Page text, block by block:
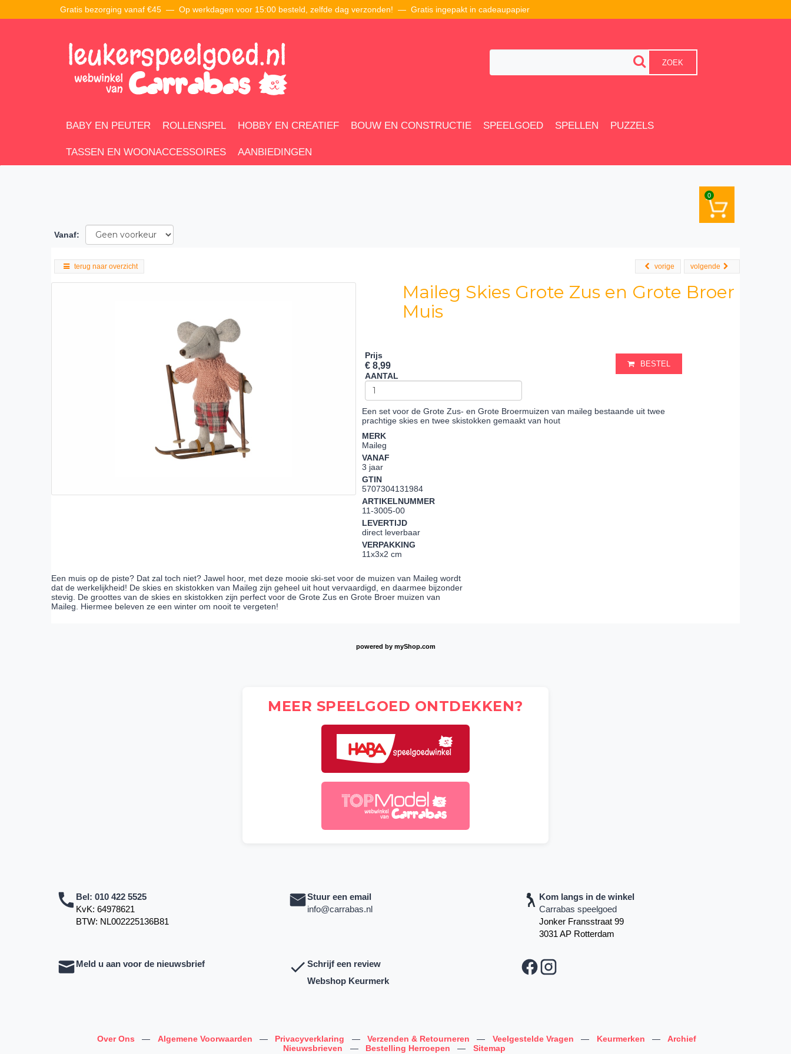
Gratis bezorging vanaf €45 — Op werkdagen voor 15:00 besteld, zelfde dag verzonden! — Gratis ingepakt in cadeaupapier
ZOEK
BABY EN PEUTER ROLLENSPEL HOBBY EN CREATIEF BOUW EN CONSTRUCTIE SPEELGOED SPELLEN PUZZELS
TASSEN EN WOONACCESSOIRES AANBIEDINGEN
0
Vanaf:
terug naar overzicht volgende
vorige
Maileg Skies Grote Zus en Grote Broer
Muis
Prijs
€ 8,99
AANTAL
BESTEL
Een set voor de Grote Zus- en Grote Broermuizen van maileg bestaande uit twee
prachtige skies en twee skistokken gemaakt van hout
MERK
Maileg
VANAF
3 jaar
GTIN
5707304131984
ARTIKELNUMMER
11-3005-00
LEVERTIJD
direct leverbaar
VERPAKKING
11x3x2 cm
Een muis op de piste? Dat zal toch niet? Jawel hoor, met deze mooie ski-set voor de muizen van Maileg wordt
dat de werkelijkheid! De skies en skistokken van Maileg zijn geheel uit hout vervaardigd, en daarmee bijzonder
stevig. De groottes van de skies en skistokken zijn perfect voor de Grote Zus en Grote Broer muizen van
Maileg. Hiermee beleven ze een winter om nooit te vergeten!
powered by myShop.com
MEER SPEELGOED ONTDEKKEN?
Bel: 010 422 5525
KvK: 64978621
BTW: NL002225136B81
Stuur een email
info@carrabas.nl
Kom langs in de winkel
Carrabas speelgoed
Jonker Fransstraat 99
3031 AP Rotterdam
Meld u aan voor de nieuwsbrief
Schrijf een review
Webshop Keurmerk
Over Ons — Algemene Voorwaarden — Privacyverklaring — Verzenden & Retourneren — Veelgestelde Vragen — Keurmerken —
Archief
Nieuwsbrieven
— Bestelling Herroepen — Sitemap